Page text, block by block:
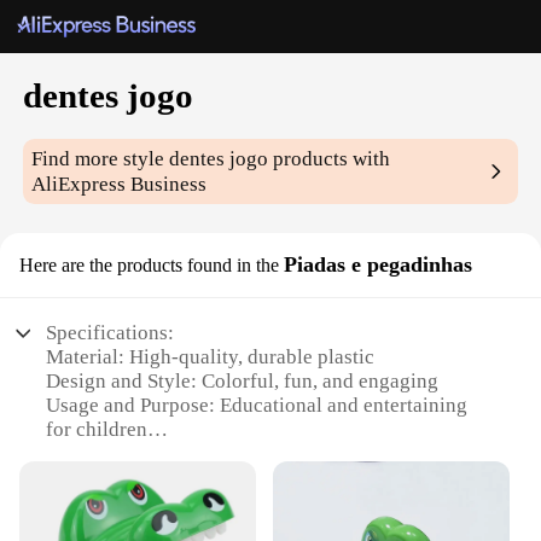
dentes jogo
Find more styledentes jogo products with
AliExpress Business
Here are the products found in the Piadas e pegadinhas
Specifications:
Material: High-quality, durable plastic
Design and Style: Colorful, fun, and engaging
Usage and Purpose: Educational and entertaining
for children
Shape or Size or Weight or Quantity:
Comprehensive set with multiple pieces
Performance and Property: Safe and non-toxic,